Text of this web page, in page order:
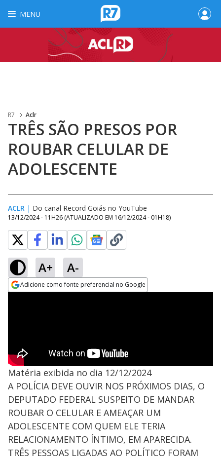
MENU
R7 Aclr
TRÊS SÃO PRESOS POR
ROUBAR CELULAR DE
ADOLESCENTE
ACLR | Do canal Record Goiás no YouTube
13/12/2024 - 11H26 (ATUALIZADO EM 16/12/2024 - 01H18)
A+ A-
Adicione como fonte preferencial no Google
Matéria exibida no dia 12/12/2024
A POLÍCIA DEVE OUVIR NOS PRÓXIMOS DIAS, O
DEPUTADO FEDERAL SUSPEITO DE MANDAR
ROUBAR O CELULAR E AMEAÇAR UM
ADOLESCENTE COM QUEM ELE TERIA
RELACIONAMENTO ÍNTIMO, EM APARECIDA.
TRÊS PESSOAS LIGADAS AO POLÍTICO FORAM